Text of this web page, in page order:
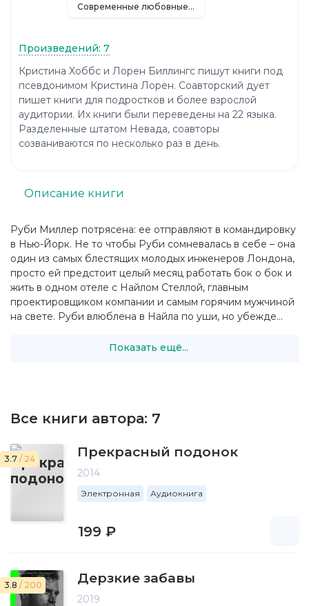
Руби Миллер потрясена: ее отправляют в командировку
в Нью-Йорк. Не то чтобы Руби сомневалась в себе – она
один из самых блестящих молодых инженеров Лондона,
просто ей предстоит целый месяц работать бок о бок и
жить в одном отеле с Найлом Стеллой, главным
проектировщиком компании и самым горячим мужчиной
на свете. Руби влюблена в Найла по уши, но убежде...
Показать ещё...
Описание книги
Все книги автора: 7
3.7 / 24 Прекрасный подонок
2014
Электронная Аудиокнига
199 ₽
3.8 / 200 Дерзкие забавы
2019
Современные любовные романы
Произведений: 7
Кристина Хоббс и Лорен Биллингс пишут книги под
псевдонимом Кристина Лорен. Соавторский дует
пишет книги для подростков и более взрослой
аудитории. Их книги были переведены на 22 языка.
Разделенные штатом Невада, соавторы
созваниваются по несколько раз в день.